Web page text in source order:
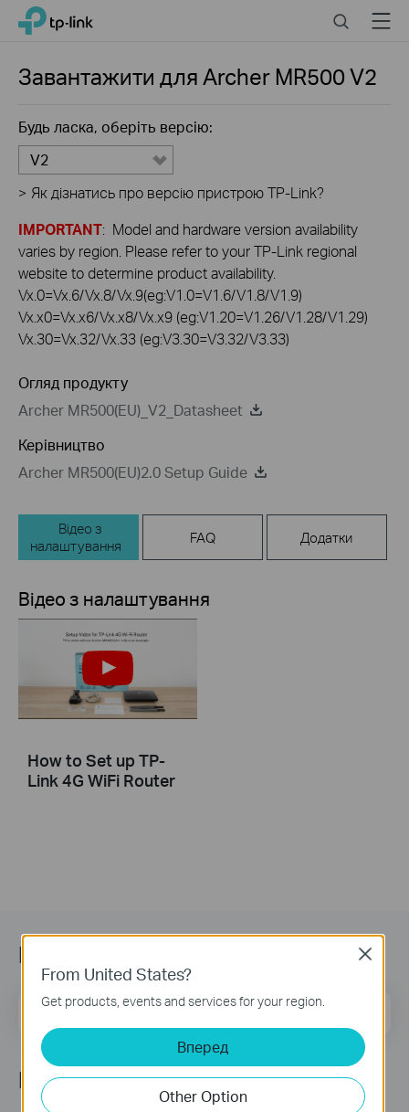
Click
navigation
TP-Link, Reliably Smart SearchMenu
Завантажити дляArcher MR500V2
Будь ласка, оберіть версію:
V2
> Як дізнатись про версію пристрою TP-Link?
IMPORTANT: Model and hardware version availability
varies by region. Please refer to your TP-Link regional
website to determine product availability.
Vx.0=Vx.6/Vx.8/Vx.9(eg:V1.0=V1.6/V1.8/V1.9)
Vx.x0=Vx.x6/Vx.x8/Vx.x9 (eg:V1.20=V1.26/V1.28/V1.29)
Vx.30=Vx.32/Vx.33 (eg:V3.30=V3.32/V3.33)
Огляд продукту
Archer MR500(EU)_V2_Datasheet
Керівництво
Archer MR500(EU)2.0 Setup Guide
Відео з
налаштування
FAQ Додатки
Відео з налаштування
How to Set up TP-
Link 4G WiFi Router
Підписатись на розсилку
Email Address
Ми в соцмережах
From United States?
Get products, events and services for your region.
Вперед
Other Option
Close